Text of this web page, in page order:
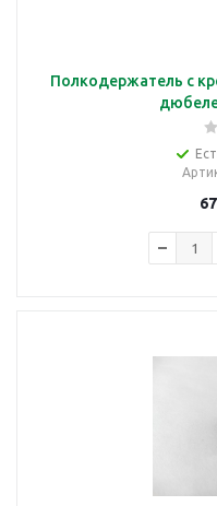
Полкодержатель с